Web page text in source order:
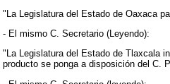
"La Legislatura del Estado de Oaxaca
- El mismo C. Secretario (Leyendo):
"La Legislatura del Estado de Tlaxcala
producto se ponga a disposición del C.